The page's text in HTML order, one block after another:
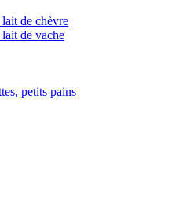
de chèvre
de vache
petits pains